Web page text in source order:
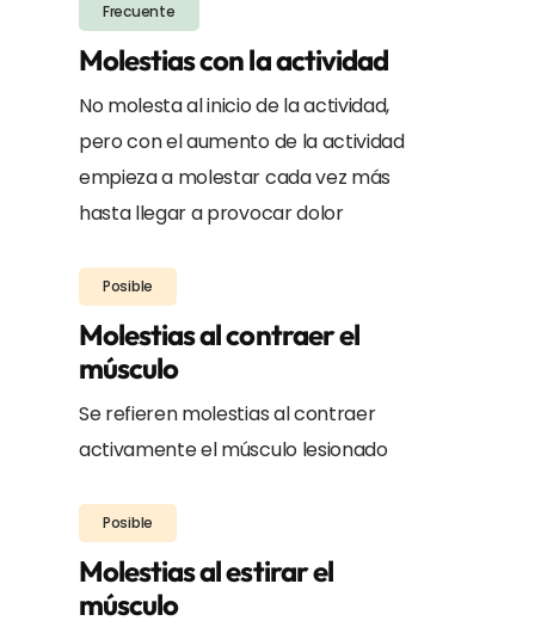
Frecuente
Molestias con la actividad
No molesta al inicio de la actividad,
pero con el aumento de la actividad
empieza a molestar cada vez más
hasta llegar a provocar dolor
Posible
Molestias al contraer el
músculo
Se refieren molestias al contraer
activamente el músculo lesionado
Posible
Molestias al estirar el
músculo